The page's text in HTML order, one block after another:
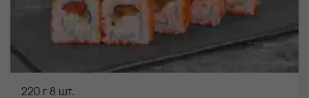
220 г 8 шт.